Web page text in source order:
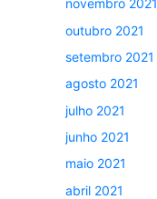
novembro 2021
outubro 2021
setembro 2021
agosto 2021
julho 2021
junho 2021
maio 2021
abril 2021